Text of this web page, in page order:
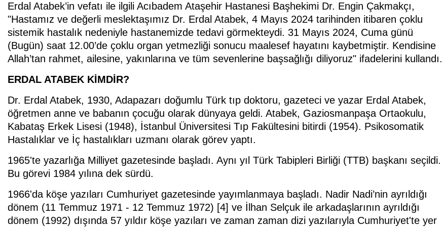
Erdal Atabek’in vefatı ile ilgili Acıbadem Ataşehir Hastanesi Başhekimi Dr. Engin Çakmakçı,
"Hastamız ve değerli meslektaşımız Dr. Erdal Atabek, 4 Mayıs 2024 tarihinden itibaren çoklu
sistemik hastalık nedeniyle hastanemizde tedavi görmekteydi. 31 Mayıs 2024, Cuma günü
(Bugün) saat 12.00’de çoklu organ yetmezliği sonucu maalesef hayatını kaybetmiştir. Kendisine
Allah’tan rahmet, ailesine, yakınlarına ve tüm sevenlerine başsağlığı diliyoruz" ifadelerini kullandı.
ERDAL ATABEK KİMDİR?
Dr. Erdal Atabek, 1930, Adapazarı doğumlu Türk tıp doktoru, gazeteci ve yazar Erdal Atabek,
öğretmen anne ve babanın çocuğu olarak dünyaya geldi. Atabek, Gaziosmanpaşa Ortaokulu,
Kabataş Erkek Lisesi (1948), İstanbul Üniversitesi Tıp Fakültesini bitirdi (1954). Psikosomatik
Hastalıklar ve İç hastalıkları uzmanı olarak görev yaptı.
1965'te yazarlığa Milliyet gazetesinde başladı. Aynı yıl Türk Tabipleri Birliği (TTB) başkanı seçildi.
Bu görevi 1984 yılına dek sürdü.
1966'da köşe yazıları Cumhuriyet gazetesinde yayımlanmaya başladı. Nadir Nadi’nin ayrıldığı
dönem (11 Temmuz 1971 - 12 Temmuz 1972) [4] ve İlhan Selçuk ile arkadaşlarının ayrıldığı
dönem (1992) dışında 57 yıldır köşe yazıları ve zaman zaman dizi yazılarıyla Cumhuriyet'te yer